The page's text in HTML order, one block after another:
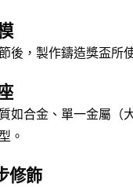
後，製作鑄造獎盃所
如合金、單一金屬（
。
修飾